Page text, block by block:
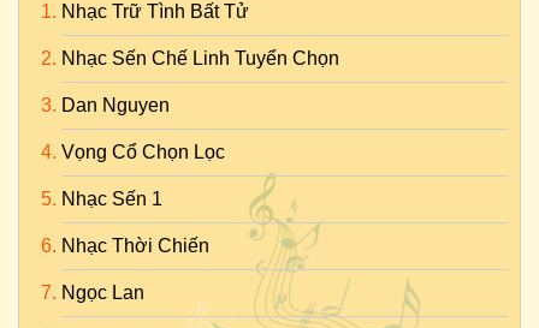
Nhạc Trữ Tình Bất Tử
Nhạc Sến Chế Linh Tuyển Chọn
Dan Nguyen
Vọng Cổ Chọn Lọc
Nhạc Sến 1
Nhạc Thời Chiến
Ngọc Lan